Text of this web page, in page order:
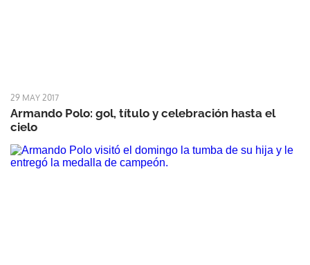
29 MAY 2017
Armando Polo: gol, título y celebración hasta el
cielo